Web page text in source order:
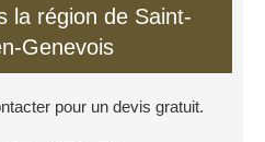
la région de Saint-
Genevois
pour un devis gratuit.